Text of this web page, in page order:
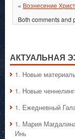
« Вознесение
Both comments and
АКТУАЛЬНАЯ
1. Hовые
1. Hовые
1. Ежедневный
1. Мария
Инь